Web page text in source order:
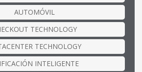
AUTOMÓVIL
TECHNOLOGY
TECHNOLOGY
INTELIGENTE